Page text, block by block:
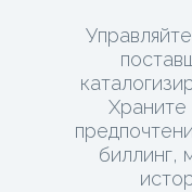
Храните
биллинг,